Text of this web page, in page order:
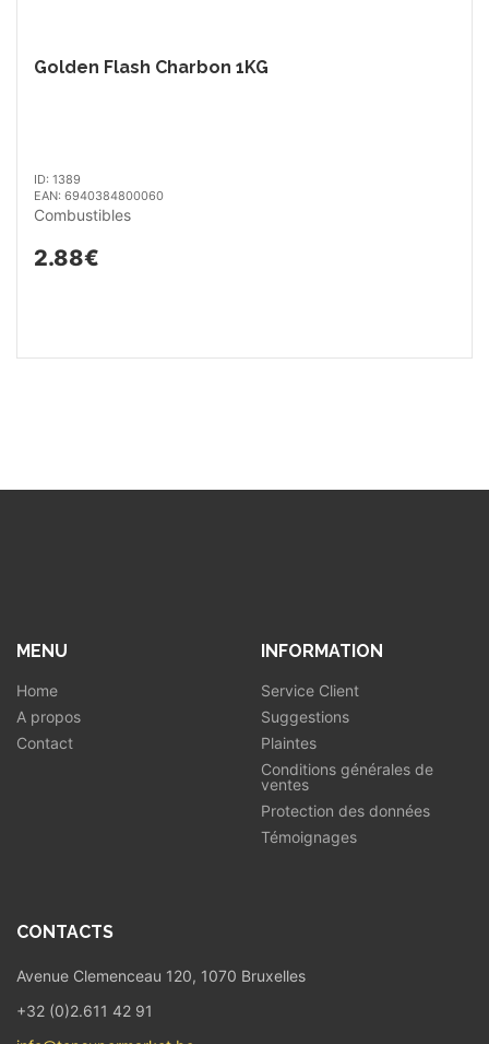
Golden Flash Charbon 1KG
ID: 1389
EAN: 6940384800060
Combustibles
2.88€
MENU
Home
A propos
Contact
INFORMATION
Service Client
Suggestions
Plaintes
Conditions générales de
ventes
Protection des données
Témoignages
CONTACTS
Avenue Clemenceau 120, 1070 Bruxelles
+32 (0)2.611 42 91